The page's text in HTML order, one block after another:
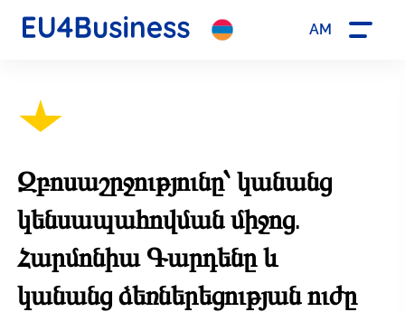
Զբոսաշրջությունը՝ կանանց
կենսապահովման միջոց.
Հարմոնիա Գարդենը և
կանանց ձեռներեցության ուժը
AM